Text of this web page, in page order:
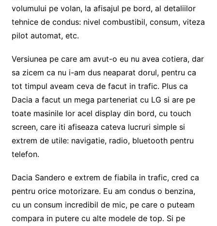
volumului pe volan, la afisajul pe bord, al detaliilor
tehnice de condus: nivel combustibil, consum, viteza
pilot automat, etc.
Versiunea pe care am avut-o eu nu avea cotiera, dar
sa zicem ca nu i-am dus neaparat dorul, pentru ca
tot timpul aveam ceva de facut in trafic. Plus ca
Dacia a facut un mega parteneriat cu LG si are pe
toate masinile lor acel display din bord, cu touch
screen, care iti afiseaza cateva lucruri simple si
extrem de utile: navigatie, radio, bluetooth pentru
telefon.
Dacia Sandero e extrem de fiabila in trafic, cred ca
pentru orice motorizare. Eu am condus o benzina,
cu un consum incredibil de mic, pe care o puteam
compara in putere cu alte modele de top. Si pe